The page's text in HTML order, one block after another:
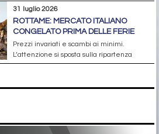
31 luglio 2026
ROTTAME: MERCATO ITALIANO
CONGELATO PRIMA DELLE FERIE
Prezzi invariati e scambi ai minimi.
L’attenzione si sposta sulla ripartenza